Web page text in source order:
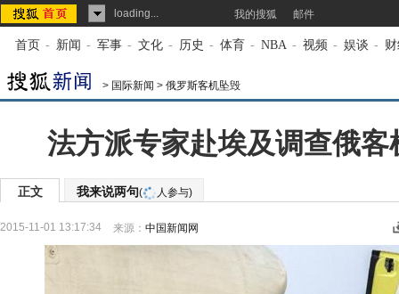
loading... 我的搜狐 邮件
首页 - 新闻 - 军事 - 文化 - 历史 - 体育 - NBA - 视频 - 娱谈 -
> 国际新闻 > 俄罗斯客机坠毁
法方派专家赴埃及调查俄客
正文 我来说两句( 人参与)
2015-11-01 13:17:34 来源： 中国新闻网